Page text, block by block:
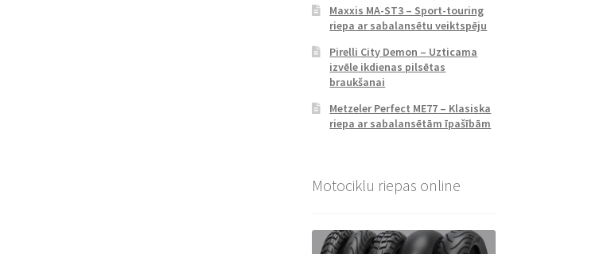
Maxxis MA-ST3 – Sport-touring
riepa ar sabalansētu veiktspēju
Pirelli City Demon – Uzticama
izvēle ikdienas pilsētas
braukšanai
Metzeler Perfect ME77 – Klasiska
riepa ar sabalansētām īpašībām
Motociklu riepas online